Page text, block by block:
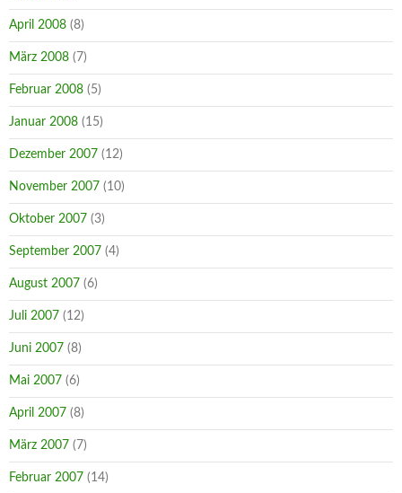
April 2008 (8)
März 2008 (7)
Februar 2008 (5)
Januar 2008 (15)
Dezember 2007 (12)
November 2007 (10)
Oktober 2007 (3)
September 2007 (4)
August 2007 (6)
Juli 2007 (12)
Juni 2007 (8)
Mai 2007 (6)
April 2007 (8)
März 2007 (7)
Februar 2007 (14)